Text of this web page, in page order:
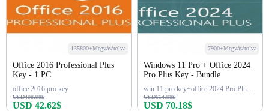
135800+Megvásárolva
Office 2016 Professional Plus
Key - 1 PC
office 2016 pro key
USD408.98$
USD 42.62$
7900+Megvásárolva
Windows 11 Pro + Office 2024
Pro Plus Key - Bundle
win 11 pro key+office 2024 Pro Plus Key
USD614.98$
USD 70.18$